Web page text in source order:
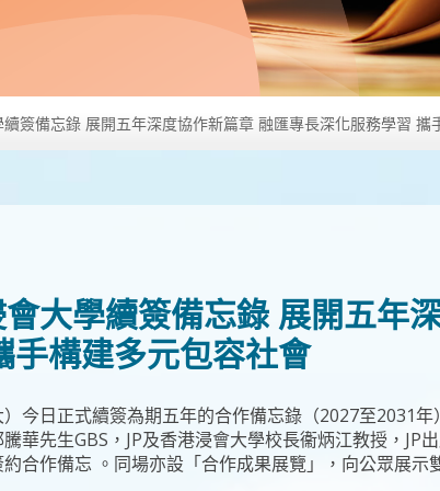
簽備忘錄 展開五年深度協作新篇章 融匯專長深化服務學習 攜
大學續簽備忘錄 展開五年
手構建多元包容社會
今日正式續簽為期五年的合作備忘錄（2027至2031
華先生GBS，JP及香港浸會大學校長衞炳江教授，
約合作備忘 。同場亦設「合作成果展覽」，向公眾展示